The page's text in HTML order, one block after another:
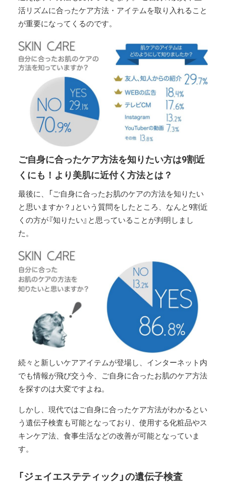
活リズムに合ったケア方法・アイテムを取り入れること
が重要になってくるのです。
ご自身に合ったケア方法を知りたい方は9割近
くにも！より美肌に近付く方法とは？
最後に、「ご自身に合ったお肌のケアの方法を知りたい
と思いますか？」という質問をしたところ、なんと9割近
くの方が『知りたい』と思っていることが判明しまし
た。
続々と新しいケアアイテムが登場し、インターネット内
でも情報が飛び交う今、ご自身に合ったお肌のケア方法
を探すのは大変ですよね。
しかし、現代ではご自身に合ったケア方法がわかるとい
う遺伝子検査も可能となっており、使用する化粧品やス
キンケア法、食事生活などの改善が可能となっていま
す。
「ジェイエステティック」の遺伝子検査